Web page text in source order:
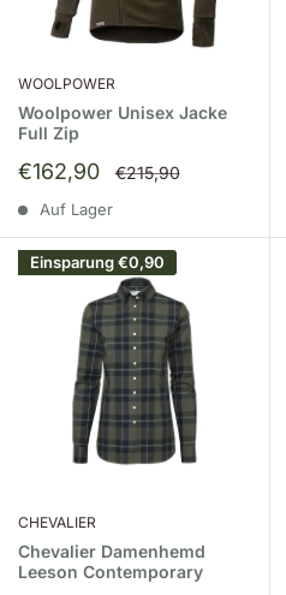
WOOLPOWER
Woolpower Unisex Jacke
Full Zip
Sonderpreis
€162,90 Normalpreis
€215,90
Auf Lager
Einsparung€0,90
CHEVALIER
Chevalier Damenhemd
Leeson Contemporary